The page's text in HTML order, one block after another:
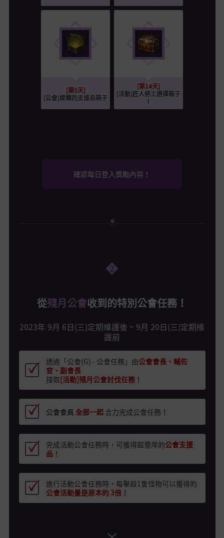
[第5天]
[公會]燦爛的支援品箱子
[第14天]
[活動]匠人勞工選擇箱子
I
確認每日登入獎勵內容！
2
從殘月公會收到的特別公會任務！
2023年 9月 6日(三)定期維護後 ~ 9月 20日(三)定期維
護前
透過「公會(G) - 公會任務」由公會會長、輔佐
官、副會長
接取[活動]殘月公會討伐任務！
公會會員 全部一起合力完成公會任務！
完成活動公會任務時，可獲得超豐厚的公會支援
品！
進行活動公會任務時，每擊殺1隻怪物可以獲得的
公會活動量是原本的 3倍！